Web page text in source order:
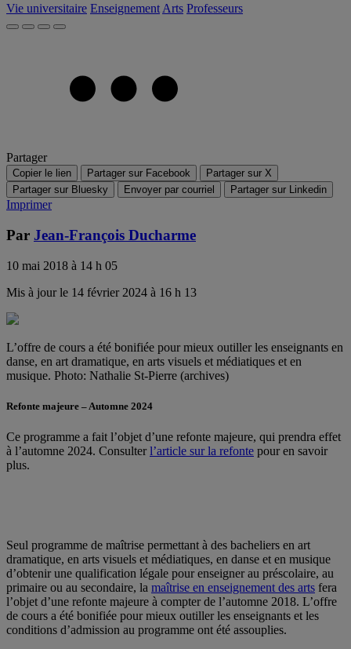
Vie universitaire EnseignementArts Professeurs
Partager
Copier le lien Partager sur Facebook
Partager sur X
Partager sur Bluesky
Envoyer par courriel Partager sur Linkedin
Imprimer
Par Jean-François Ducharme
10 mai 2018 à 14 h 05
Mis à jour le 14 février 2024 à 16 h 13
L’offre de cours a été bonifiée pour mieux outiller les enseignants en
danse, en art dramatique, en arts visuels et médiatiques et en
musique. Photo: Nathalie St-Pierre (archives)
Refonte majeure – Automne 2024
Ce programme a fait l’objet d’une refonte majeure, qui prendra effet
à l’automne 2024. Consulterl’article sur la refonte pour en savoir
plus.
Seul programme de maîtrise permettant à des bacheliers en art
dramatique, en arts visuels et médiatiques, en danse et en musique
d’obtenir une qualification légale pour enseigner au préscolaire, au
primaire ou au secondaire, la maîtrise en enseignement des arts fera
l’objet d’une refonte majeure à compter de l’automne 2018. L’offre
de cours a été bonifiée pour mieux outiller les enseignants et les
conditions d’admission au programme ont été assouplies.